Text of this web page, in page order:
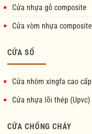
Cửa nhựa gỗ composite
Cửa vòm nhựa composite
CỬA SỔ
Cửa nhôm xingfa cao cấp
Cửa nhựa lõi thép (Upvc)
CỬA CHỐNG CHÁY